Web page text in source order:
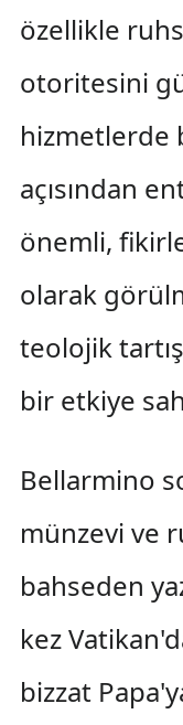
özellikle
otoritesini
hizmetlerde
açısından
önemli,
olarak
teolojik
bir etkiye
Bellarmino
münzevi ve
bahseden
kez
bizzat